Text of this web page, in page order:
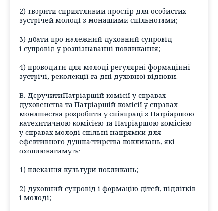
2) творити сприятливий простір для особистих
зустрічей молоді з монашими спільнотами;
3) дбати про належний духовний супровід
і супровід у розпізнаванні покликання;
4) проводити для молоді регулярні формаційні
зустрічі, реколекції та дні духовної віднови.
В. ДоручитиПатріаршій комісії у справах
духовенства та Патріаршій комісії у справах
монашества розробити у співпраці з Патріаршою
катехитичною комісією та Патріаршою комісією
у справах молоді спільні напрямки для
ефективного душпастирства покликань, які
охоплюватимуть:
1) плекання культури покликань;
2) духовний супровід і формацію дітей, підлітків
і молоді;